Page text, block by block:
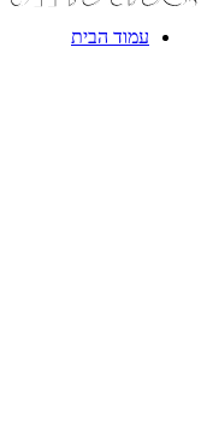
עמוד הבית